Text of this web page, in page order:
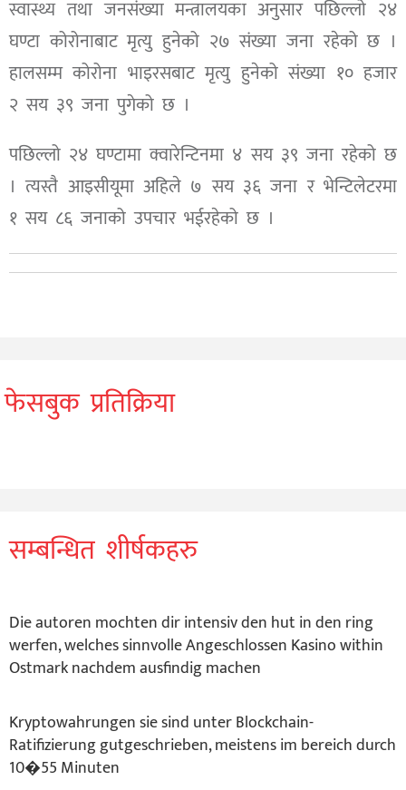
स्वास्थ्य तथा जनसंख्या मन्त्रालयका अनुसार पछिल्लो २४
घण्टा कोरोनाबाट मृत्यु हुनेको २७ संख्या जना रहेको छ ।
हालसम्म कोरोना भाइरसबाट मृत्यु हुनेको संख्या १० हजार
२ सय ३९ जना पुगेको छ ।
पछिल्लो २४ घण्टामा क्वारेन्टिनमा ४ सय ३९ जना रहेको छ
। त्यस्तै आइसीयूमा अहिले ७ सय ३६ जना र भेन्टिलेटरमा
१ सय ८६ जनाको उपचार भईरहेको छ ।
फेसबुक प्रतिक्रिया
सम्बन्धित शीर्षकहरु
Die autoren mochten dir intensiv den hut in den ring
werfen, welches sinnvolle Angeschlossen Kasino within
Ostmark nachdem ausfindig machen
Kryptowahrungen sie sind unter Blockchain-
Ratifizierung gutgeschrieben, meistens im bereich durch
10�55 Minuten